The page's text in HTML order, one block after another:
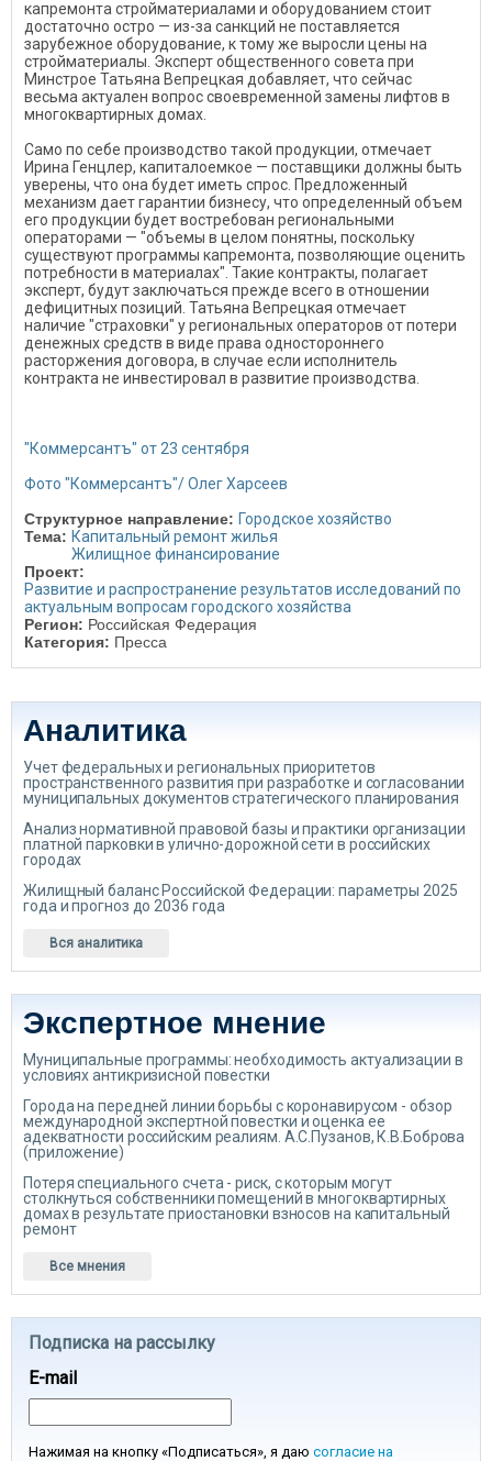
капремонта стройматериалами и оборудованием стоит
достаточно остро — из-за санкций не поставляется
зарубежное оборудование, к тому же выросли цены на
стройматериалы. Эксперт общественного совета при
Минстрое Татьяна Вепрецкая добавляет, что сейчас
весьма актуален вопрос своевременной замены лифтов в
многоквартирных домах.
Само по себе производство такой продукции, отмечает
Ирина Генцлер, капиталоемкое — поставщики должны быть
уверены, что она будет иметь спрос. Предложенный
механизм дает гарантии бизнесу, что определенный объем
его продукции будет востребован региональными
операторами — "объемы в целом понятны, поскольку
существуют программы капремонта, позволяющие оценить
потребности в материалах". Такие контракты, полагает
эксперт, будут заключаться прежде всего в отношении
дефицитных позиций. Татьяна Вепрецкая отмечает
наличие "страховки" у региональных операторов от потери
денежных средств в виде права одностороннего
расторжения договора, в случае если исполнитель
контракта не инвестировал в развитие производства.
"Коммерсантъ" от 23 сентября
Фото "Коммерсантъ"/ Олег Харсеев
Структурное направление: Городское хозяйство
Тема: Капитальный ремонт жилья
Жилищное финансирование
Проект:
Развитие и распространение результатов исследований по
актуальным вопросам городского хозяйства
Регион: Российская Федерация
Категория: Пресса
Аналитика
Учет федеральных и региональных приоритетов
пространственного развития при разработке и согласовании
муниципальных документов стратегического планирования
Анализ нормативной правовой базы и практики организации
платной парковки в улично-дорожной сети в российских
городах
Жилищный баланс Российской Федерации: параметры 2025
года и прогноз до 2036 года
Вся аналитика
Экспертное мнение
Муниципальные программы: необходимость актуализации в
условиях антикризисной повестки
Города на передней линии борьбы с коронавирусом - обзор
международной экспертной повестки и оценка ее
адекватности российским реалиям. А.С.Пузанов, К.В.Боброва
(приложение)
Потеря специального счета - риск, с которым могут
столкнуться собственники помещений в многоквартирных
домах в результате приостановки взносов на капитальный
ремонт
Все мнения
Подписка на рассылку
E-mail
Нажимая на кнопку «Подписаться», я даю согласие на